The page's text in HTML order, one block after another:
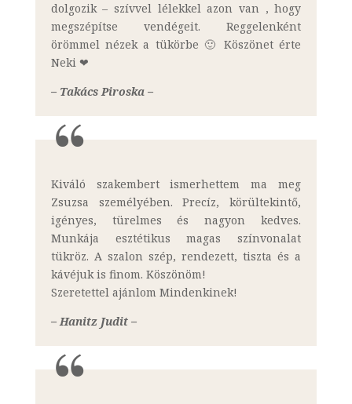
dolgozik – szívvel lélekkel azon van , hogy
megszépítse vendégeit. Reggelenként
örömmel nézek a tükörbe 🙂 Köszönet érte
Neki ❤
– Takács Piroska –
Kiváló szakembert ismerhettem ma meg
Zsuzsa személyében. Precíz, körültekintő,
igényes, türelmes és nagyon kedves.
Munkája esztétikus magas színvonalat
tükröz. A szalon szép, rendezett, tiszta és a
kávéjuk is finom. Köszönöm!
Szeretettel ajánlom Mindenkinek!
– Hanitz Judit –